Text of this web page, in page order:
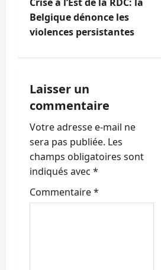
g
a
i
o
n
d
’
Belgique dénonce les
violences persistantes
Laisser un
commentaire
Votre adresse e-mail ne
sera pas publiée. Les
champs obligatoires sont
indiqués avec *
Commentaire*